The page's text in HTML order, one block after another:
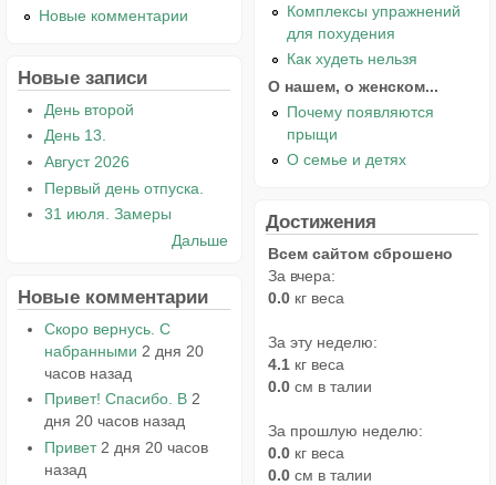
Новые комментарии
Новые записи
День второй
День 13.
Август 2026
Первый день отпуска.
31 июля. Замеры
Дальше
Новые комментарии
Скоро вернусь. С
набранными 2 дня 20
часов назад
Привет! Спасибо. В 2
дня 20 часов назад
Привет 2 дня 20 часов
назад
Комплексы упражнений
для похудения
Как худеть нельзя
О нашем, о женском...
Почему появляются
прыщи
О семье и детях
Достижения
Всем сайтом сброшено
За вчера:
0.0 кг веса
За эту неделю:
4.1 кг веса
0.0 см в талии
За прошлую неделю:
0.0 кг веса
0.0 см в талии